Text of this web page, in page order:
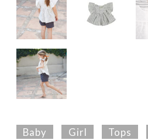
Baby Girl Tops